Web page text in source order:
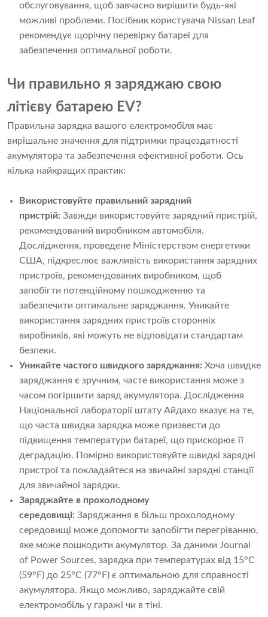
обслуговування, щоб завчасно вирішити будь-які
можливі проблеми. Посібник користувача Nissan Leaf
рекомендує щорічну перевірку батареї для
забезпечення оптимальної роботи.
Чи правильно я заряджаю свою
літієву батарею EV?
Правильна зарядка вашого електромобіля має
вирішальне значення для підтримки працездатності
акумулятора та забезпечення ефективної роботи. Ось
кілька найкращих практик:
Використовуйте правильний зарядний
пристрій: Завжди використовуйте зарядний пристрій,
рекомендований виробником автомобіля.
Дослідження, проведене Міністерством енергетики
США, підкреслює важливість використання зарядних
пристроїв, рекомендованих виробником, щоб
запобігти потенційному пошкодженню та
забезпечити оптимальне заряджання. Уникайте
використання зарядних пристроїв сторонніх
виробників, які можуть не відповідати стандартам
безпеки.
Уникайте частого швидкого заряджання: Хоча швидке
заряджання є зручним, часте використання може з
часом погіршити заряд акумулятора. Дослідження
Національної лабораторії штату Айдахо вказує на те,
що часта швидка зарядка може призвести до
підвищення температури батареї, що прискорює її
деградацію. Помірно використовуйте швидкі зарядні
пристрої та покладайтеся на звичайні зарядні станції
для звичайної зарядки.
Заряджайте в прохолодному
середовищі: Заряджання в більш прохолодному
середовищі може допомогти запобігти перегріванню,
яке може пошкодити акумулятор. За даними Journal
of Power Sources, зарядка при температурах від 15°C
(59°F) до 25°C (77°F) є оптимальною для справності
акумулятора. Якщо можливо, заряджайте свій
електромобіль у гаражі чи в тіні.